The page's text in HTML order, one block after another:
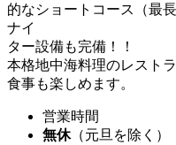
的なショートコース（最
ナイ
ター設備も完備！！
本格地中海料理のレスト
食事も楽しめます。
営業時間
無休（元旦を除く）